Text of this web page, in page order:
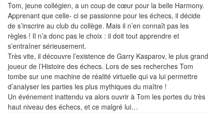
anglais
Livres
en
français
Tables
Accessoires
Tom, jeune collégien, a un coup de cœur pour la belle Harmony.
Apprenant que celle- ci se passionne pour les échecs, il décide
de s’inscrire au club du collège. Mais il n’en connaît pas les
règles ! Il n’a donc pas le choix : il doit tout apprendre et
s’entraîner sérieusement.
Très vite, il découvre l’existence de Garry Kasparov, le plus grand
joueur de l’Histoire des échecs. Lors de ses recherches Tom
tombe sur une machine de réalité virtuelle qui va lui permettre
d’analyser les parties les plus mythiques du maître !
Un événement inattendu va alors ouvrir à Tom les portes du très
haut niveau des échecs, et ce malgré lui…